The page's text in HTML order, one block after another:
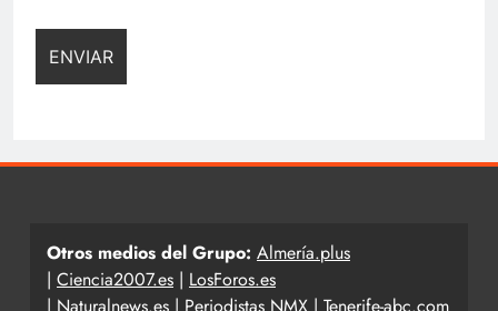
Otros medios del Grupo: Almería.plus
| Ciencia2007.es | LosForos.es
| Naturalnews.es | Periodistas NMX | Tenerife-abc.com